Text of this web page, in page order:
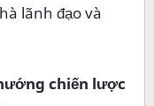
lãnh đạo và
chiến lược